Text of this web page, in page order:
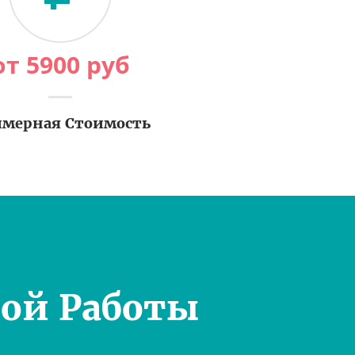
5900 руб
Стоимость
Работы